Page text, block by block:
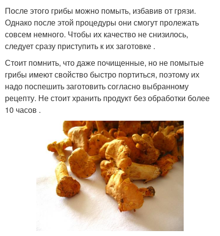
После этого грибы можно помыть, избавив от грязи.
Однако после этой процедуры они смогут пролежать
совсем немного. Чтобы их качество не снизилось,
следует сразу приступить к их заготовке .
Стоит помнить, что даже почищенные, но не помытые
грибы имеют свойство быстро портиться, поэтому их
надо поспешить заготовить согласно выбранному
рецепту. Не стоит хранить продукт без обработки более
10 часов .